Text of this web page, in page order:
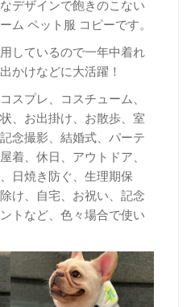
デザインで飽きのこない
ム ペット服 コピーです。
しているので一年中着れ
かけなどに大活躍！
スプレ、コスチューム、
、お出掛け、お散歩、室
念撮影、結婚式、パーテ
着、休日、アウトドア、
日焼き防ぐ、生理期保
け、自宅、お祝い、記念
トなど、色々場合で使い